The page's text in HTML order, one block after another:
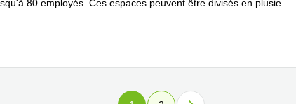
80 employés. Ces espaces peuvent être divisés en plusie